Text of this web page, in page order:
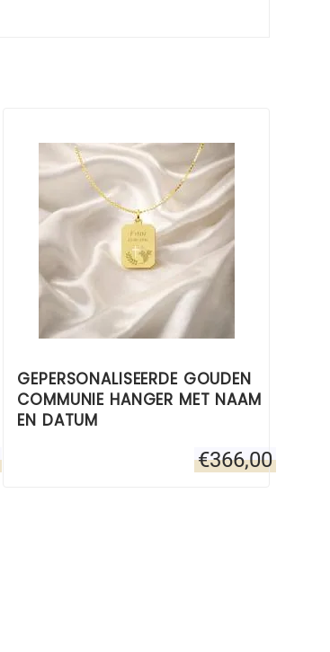
GEPERSONALISEERDE GOUDEN
COMMUNIE HANGER MET NAAM
EN DATUM
€366,00